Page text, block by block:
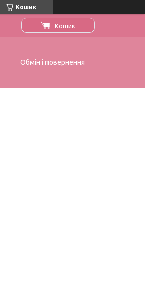
Кошик
Кошик
Обмін і повернення